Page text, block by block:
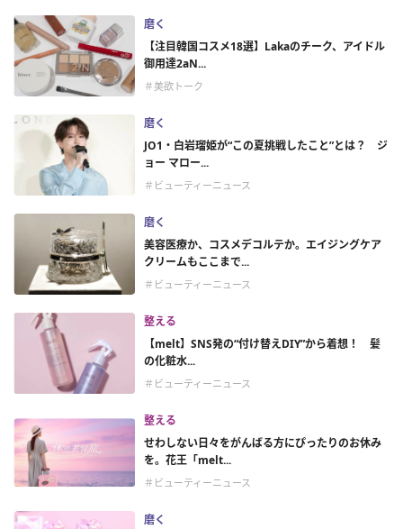
磨く
【注目韓国コスメ18選】Lakaのチーク、アイドル
御用達2aN...
＃美欲トーク
磨く
JO1・白岩瑠姫が“この夏挑戦したこと”とは？ ジ
ョー マロー...
＃ビューティーニュース
磨く
美容医療か、コスメデコルテか。エイジングケア
クリームもここまで...
＃ビューティーニュース
整える
【melt】SNS発の“付け替えDIY”から着想！ 髪
の化粧水...
＃ビューティーニュース
整える
せわしない日々をがんばる方にぴったりのお休み
を。花王「melt...
＃ビューティーニュース
磨く